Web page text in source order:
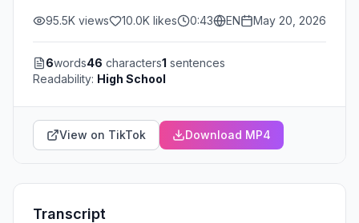
95.5K views 10.0K likes 0:43 EN May 20, 2026
6words46 characters1 sentences
Readability: High School
View on TikTok Download MP4
Transcript